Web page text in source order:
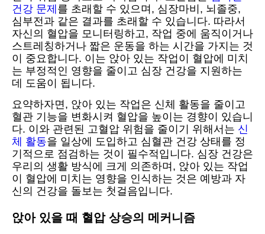
건강 문제 를 초래할 수 있으며, 심장마비, 뇌졸중,
심부전과 같은 결과를 초래할 수 있습니다. 따라서
자신의 혈압을 모니터링하고, 작업 중에 움직이거나
스트레칭하거나 짧은 운동을 하는 시간을 가지는 것
이 중요합니다. 이는 앉아 있는 작업이 혈압에 미치
는 부정적인 영향을 줄이고 심장 건강을 지원하는
데 도움이 됩니다.
요약하자면, 앉아 있는 작업은 신체 활동을 줄이고
혈관 기능을 변화시켜 혈압을 높이는 경향이 있습니
다. 이와 관련된 고혈압 위험을 줄이기 위해서는 신
체 활동을 일상에 도입하고 심혈관 건강 상태를 정
기적으로 점검하는 것이 필수적입니다. 심장 건강은
우리의 생활 방식에 크게 의존하며, 앉아 있는 작업
이 혈압에 미치는 영향을 인식하는 것은 예방과 자
신의 건강을 돌보는 첫걸음입니다.
앉아 있을 때 혈압 상승의 메커니즘